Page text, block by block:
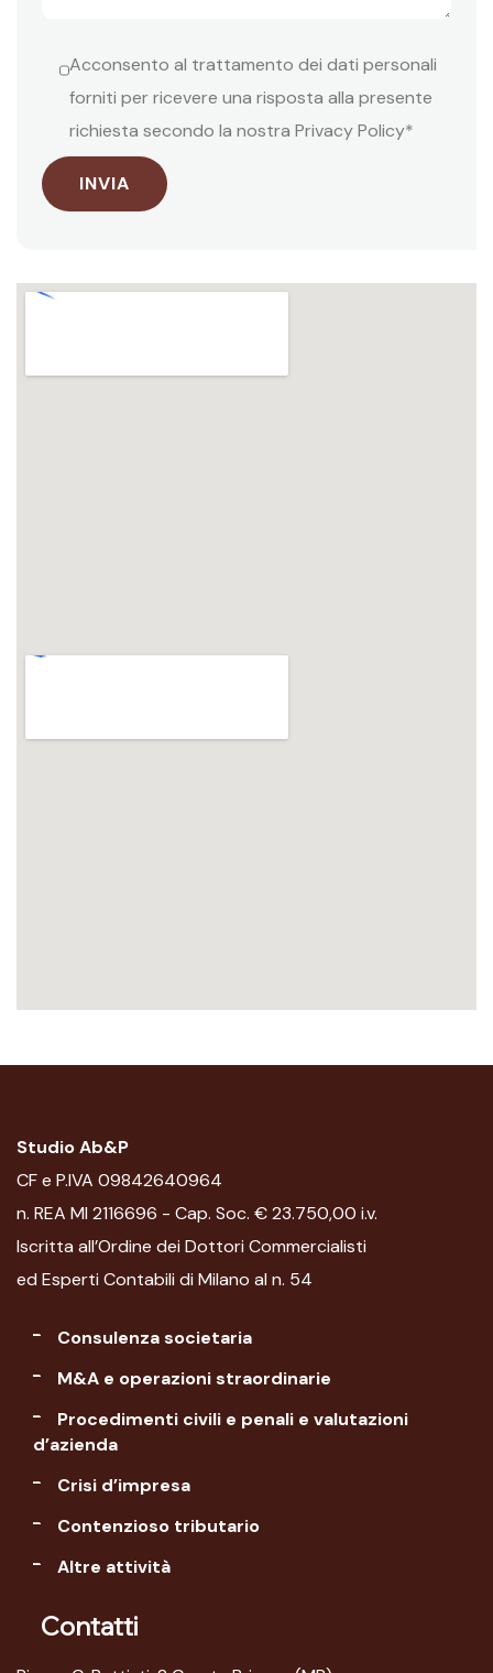
Acconsento al trattamento dei dati personali
forniti per ricevere una risposta alla presente
richiesta secondo la nostra Privacy Policy*
Studio Ab&P
CF e P.IVA 09842640964
n. REA MI 2116696 - Cap. Soc. € 23.750,00 i.v.
Iscritta all’Ordine dei Dottori Commercialisti
ed Esperti Contabili di Milano al n. 54
Consulenza societaria
M&A e operazioni straordinarie
Procedimenti civili e penali e valutazioni
d’azienda
Crisi d’impresa
Contenzioso tributario
Altre attività
Contatti